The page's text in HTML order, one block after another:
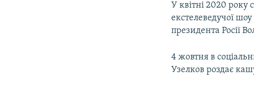
У квітні 2020
екстелеведучої
президента Росії
4 жовтня в
Узелков роздає